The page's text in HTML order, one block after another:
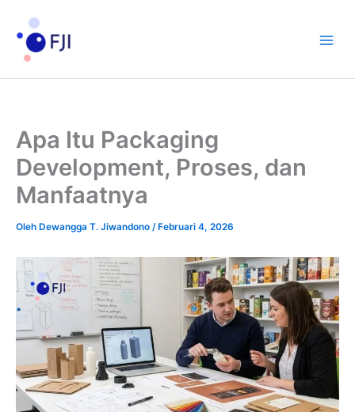
konten
Apa Itu Packaging
Development, Proses, dan
Manfaatnya
Oleh Dewangga T. Jiwandono /Februari 4, 2026